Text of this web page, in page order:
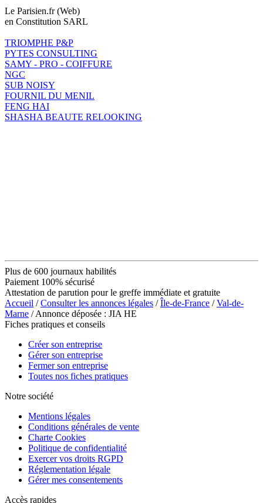
Le Parisien.fr (Web)
en Constitution SARL
TRIOMPHE P&P
PYTES CONSULTING
SAMY - PRO - COIFFURE
NGC
SUB NOISY
FOURNIL DU MENIL
FENG HAI
SHASHA BEAUTE RELOOKING
Plus de 600 journaux habilités
Paiement 100% sécurisé
Attestation de parution pour le greffe immédiate et gratuite
Accueil /Consulter les annonces légales /Île-de-France /Val-de-
Marne / Annonce déposée : JIA HE
Fiches pratiques et conseils
Créer son entreprise
Gérer son entreprise
Fermer son entreprise
Toutes nos fiches pratiques
Notre société
Mentions légales
Conditions générales de vente
Charte Cookies
Politique de confidentialité
Exercer vos droits RGPD
Réglementation légale
Gérer mes consentements
Accès rapides